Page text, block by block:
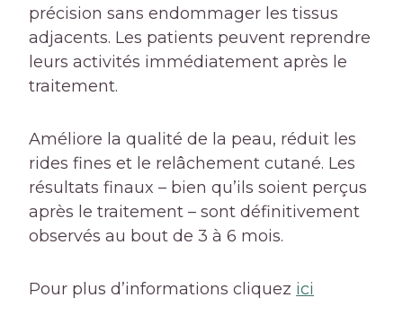
précision sans endommager les tissus
adjacents. Les patients peuvent reprendre
leurs activités immédiatement après le
traitement.
Améliore la qualité de la peau, réduit les
rides fines et le relâchement cutané. Les
résultats finaux – bien qu’ils soient perçus
après le traitement – sont définitivement
observés au bout de 3 à 6 mois.
Pour plus d’informations cliquez ici